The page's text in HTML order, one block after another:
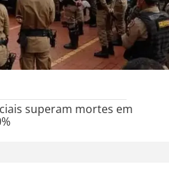
superam mortes em